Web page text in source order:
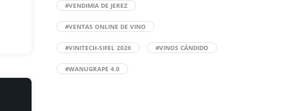
#VENDIMIA DE JEREZ
#VENTAS ONLINE DE VINO
#VINITECH-SIFEL 2026 #VINOS CÁNDIDO
#WANUGRAPE 4.0